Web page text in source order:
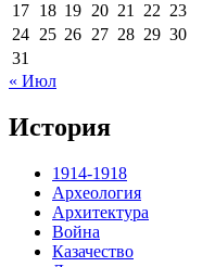
17 18 19 20 21 22 23
24 25 26 27 28 29 30
31
« Июл
История
1914-1918
Археология
Архитектура
Война
Казачество